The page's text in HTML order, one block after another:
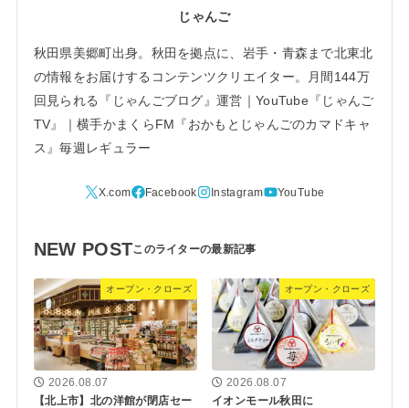
じゃんご
秋田県美郷町出身。秋田を拠点に、岩手・青森まで北東北
の情報をお届けするコンテンツクリエイター。月間144万
回見られる『じゃんごブログ』運営｜YouTube『じゃんご
TV』｜横手かまくらFM『おかもとじゃんごのカマドキャ
ス』毎週レギュラー
NEW POST
オープン・クローズ
2026.08.07
【北上市】北の洋館が閉店セー
オープン・クローズ
2026.08.07
イオンモール秋田に